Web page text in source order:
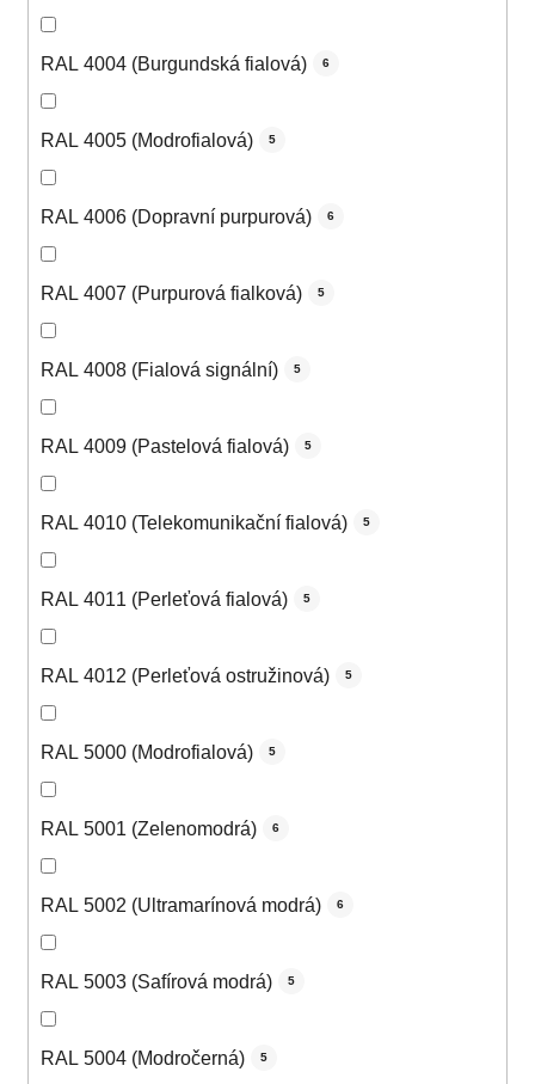
RAL 4004 (Burgundská fialová) 6
RAL 4005 (Modrofialová) 5
RAL 4006 (Dopravní purpurová) 6
RAL 4007 (Purpurová fialková) 5
RAL 4008 (Fialová signální) 5
RAL 4009 (Pastelová fialová) 5
RAL 4010 (Telekomunikační fialová) 5
RAL 4011 (Perleťová fialová) 5
RAL 4012 (Perleťová ostružinová) 5
RAL 5000 (Modrofialová) 5
RAL 5001 (Zelenomodrá) 6
RAL 5002 (Ultramarínová modrá) 6
RAL 5003 (Safírová modrá) 5
RAL 5004 (Modročerná) 5